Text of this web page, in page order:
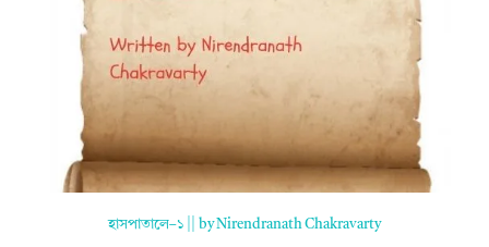
হাসপাতালে–১ || by Nirendranath Chakravarty